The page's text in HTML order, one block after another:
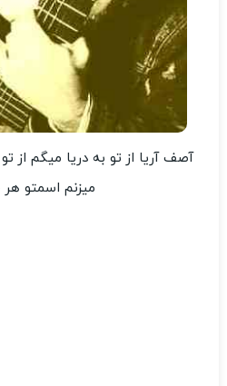
آصف آریا از تو به دریا میگم از
میزنم اسمتو